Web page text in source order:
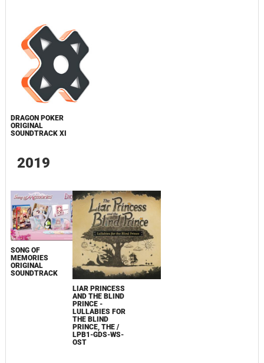
DRAGON POKER
ORIGINAL
SOUNDTRACK XI
2019
SONG OF
MEMORIES
ORIGINAL
SOUNDTRACK
LIAR PRINCESS
AND THE BLIND
PRINCE -
LULLABIES FOR
THE BLIND
PRINCE, THE /
LPB1-GDS-WS-
OST